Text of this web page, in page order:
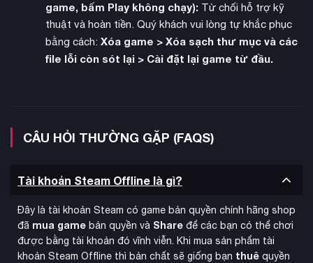
Chơi ngay không chờ đợi:Giải pháp hoàn hảo cho các
game cóDenuvo.
An toàn tuyệt đối:Tài khoản chính chủ, không cài phần
Đăng nhập vào Steam bằng tài khoản được cấp -> Tải
game, bấm Play không chạy):Từ chối hỗ trợ kỹ
thuật và hoàn tiền. Quý khách vui lòng tự khắc phục
bằng cách: Xóa game > Xóa sạch thư mục và các
file lỗi còn sót lại > Cài đặt lại game từ đầu.
CÂU HỎI THƯỜNG GẶP (FAQS)
Tài khoản Steam Offline là gì?
Đây là tài khoản Steam có game bản quyền chính hãng shop
đã mua game bản quyền và Share để các bạn có thể chơi
được bằng tài khoản đó vĩnh viễn. Khi mua sản phẩm tài
khoản Steam Offline thì bản chất sẽ giống bạn thuê quyền